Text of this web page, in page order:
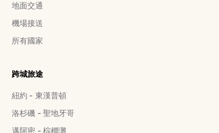
地面交通
機場接送
所有國家
跨城旅途
紐約 - 東漢普頓
洛杉磯 - 聖地牙哥
邁阿密 - 棕櫚灘